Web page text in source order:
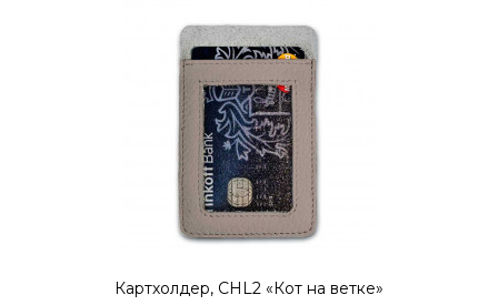
Картхолдер, CHL2 «Кот на ветке»